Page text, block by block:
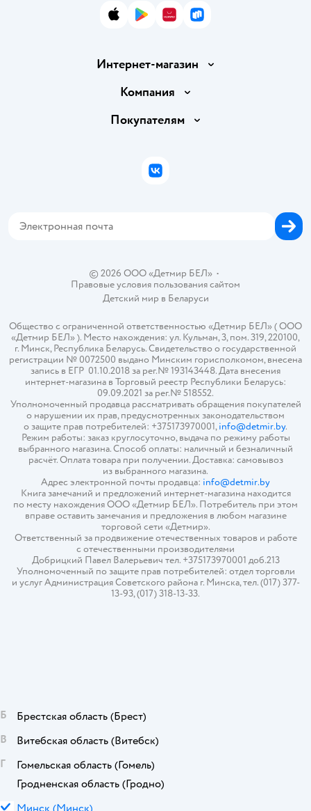
App StoreGoogle Play
AppGallery
RuStore
Интернет-магазин
Доставка и оплата
Правила продажи
Политика использования файлов cookie
Компания
Вакансии
Покупателям
Бонусные карты
© 2026 ООО «Детмир БЕЛ»•
Правовые условия пользования сайтом
Детский мир в Беларуси
Общество с ограниченной ответственностью «Детмир БЕЛ» ( ООО
«Детмир БЕЛ» ). Место нахождения: ул. Кульман, 3, пом. 319, 220100,
г. Минск, Республика Беларусь. Свидетельство о государственной
регистрации № 0072500 выдано Минским горисполкомом, внесена
запись в ЕГР 01.10.2018 за рег.№ 193143448. Дата внесения
интернет-магазина в Торговый реестр Республики Беларусь:
09.09.2021 за рег.№ 518552.
Уполномоченный продавца рассматривать обращения покупателей
о нарушении их прав, предусмотренных законодательством
о защите прав потребителей: +375173970001,info@detmir.by.
Режим работы: заказ круглосуточно, выдача по режиму работы
выбранного магазина. Способ оплаты: наличный и безналичный
расчёт. Оплата товара при получении. Доставка: самовывоз
из выбранного магазина.
Адрес электронной почты продавца: info@detmir.by
Книга замечаний и предложений интернет-магазина находится
по месту нахождения ООО «Детмир БЕЛ». Потребитель при этом
вправе оставить замечания и предложения в любом магазине
торговой сети «Детмир».
Ответственный за продвижение отечественных товаров и работе
с отечественными производителями
Добрицкий Павел Валерьевич тел. +375173970001 доб.213
Уполномоченный по защите прав потребителей: отдел торговли
и услуг Администрация Советского района г. Минска, тел. (017) 377-
13-93, (017) 318-13-33.
ВКонтакте
Б Брестская область (Брест)
В
Витебская область (Витебск)
Г
Гомельская область (Гомель)
Гродненская область (Гродно)
М